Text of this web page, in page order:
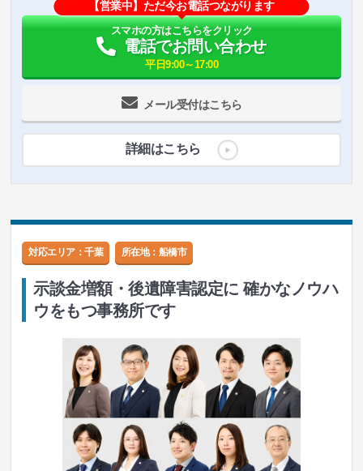
メール受付はこちら
【営業中】ただ今お電話つながります
スマホの方はこちらをクリック
電話でお問い合わせ
平日9:00～17:00
詳細はこちら
対応エリア：千葉 所在地： 船橋市
示談金増額・後遺障害認定に 確かなノウハ
ウをもつ事務所です